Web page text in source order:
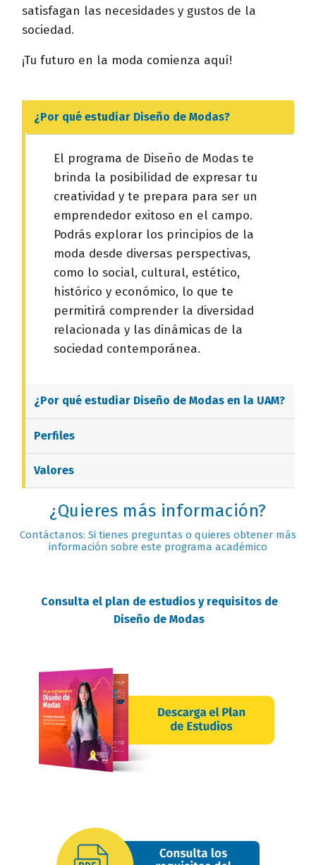
satisfagan las necesidades y gustos de la
sociedad.
¡Tu futuro en la moda comienza aquí!
¿Por qué estudiar Diseño de Modas?
El programa de Diseño de Modas te
brinda la posibilidad de expresar tu
creatividad y te prepara para ser un
emprendedor exitoso en el campo.
Podrás explorar los principios de la
moda desde diversas perspectivas,
como lo social, cultural, estético,
histórico y económico, lo que te
permitirá comprender la diversidad
relacionada y las dinámicas de la
sociedad contemporánea.
¿Por qué estudiar Diseño de Modas en la UAM?
Perfiles
Valores
¿Quieres más información?
Contáctanos: Si tienes preguntas o quieres obtener más
información sobre este programa académico
Consulta el plan de estudios y requisitos de
Diseño de Modas
image